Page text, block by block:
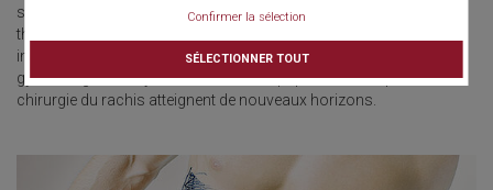
Confirmer la sélection
SÉLECTIONNER TOUT
systèmes de haute technologie des chirurgies abdominale et
thoracique. Richard Wolf propose également des instruments
innovants dans les domaines de la proctologie et de la
gynécologie. Les systèmes arthroscopiques en orthopédie et en
chirurgie du rachis atteignent de nouveaux horizons.